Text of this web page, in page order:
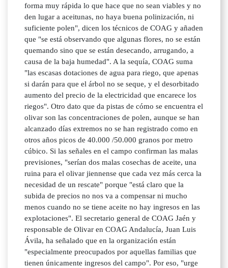
forma muy rápida lo que hace que no sean viables y no
den lugar a aceitunas, no haya buena polinización, ni
suficiente polen", dicen los técnicos de COAG y añaden
que "se está observando que algunas flores, no se están
quemando sino que se están desecando, arrugando, a
causa de la baja humedad". A la sequía, COAG suma
"las escasas dotaciones de agua para riego, que apenas
si darán para que el árbol no se seque, y el desorbitado
aumento del precio de la electricidad que encarece los
riegos". Otro dato que da pistas de cómo se encuentra el
olivar son las concentraciones de polen, aunque se han
alcanzado días extremos no se han registrado como en
otros años picos de 40.000 /50.000 granos por metro
cúbico. Si las señales en el campo confirman las malas
previsiones, "serían dos malas cosechas de aceite, una
ruina para el olivar jiennense que cada vez más cerca la
necesidad de un rescate" porque "está claro que la
subida de precios no nos va a compensar ni mucho
menos cuando no se tiene aceite no hay ingresos en las
explotaciones". El secretario general de COAG Jaén y
responsable de Olivar en COAG Andalucía, Juan Luis
Ávila, ha señalado que en la organización están
"especialmente preocupados por aquellas familias que
tienen únicamente ingresos del campo". Por eso, "urge